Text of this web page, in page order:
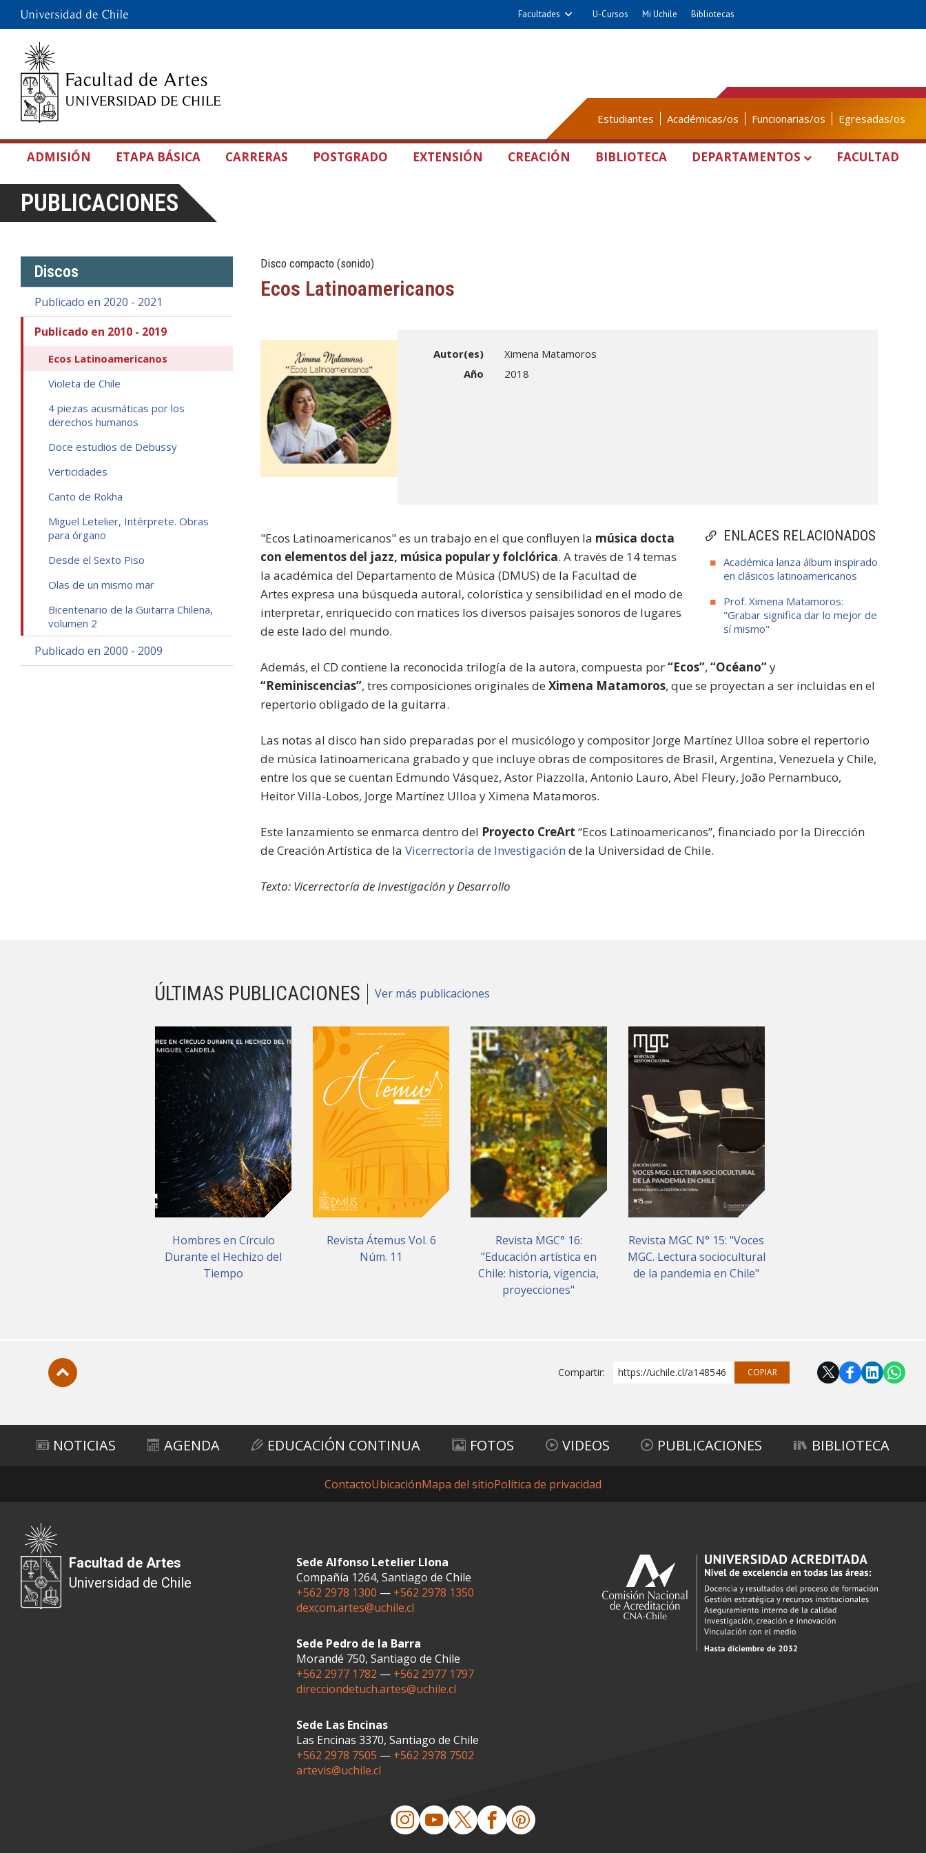
Facultades U-Cursos Mi Uchile Bibliotecas
Estudiantes Académicas/os Funcionarias/os Egresadas/os
ADMISIÓN ETAPA BÁSICA CARRERAS POSTGRADO EXTENSIÓN CREACIÓN BIBLIOTECA DEPARTAMENTOS FACULTAD
PUBLICACIONES
Discos
Publicado en 2020 - 2021
Publicado en 2010 - 2019
Ecos Latinoamericanos
Violeta de Chile
4 piezas acusmáticas por los
derechos humanos
Doce estudios de Debussy
Verticidades
Canto de Rokha
Miguel Letelier, Intérprete. Obras
para órgano
Desde el Sexto Piso
Olas de un mismo mar
Bicentenario de la Guitarra Chilena,
volumen 2
Publicado en 2000 - 2009
Disco compacto (sonido)
Ecos Latinoamericanos
Autor(es)
Ximena Matamoros
Año
2018
ENLACES RELACIONADOS
Académica lanza álbum inspirado
en clásicos latinoamericanos
Prof. Ximena Matamoros:
"Grabar significa dar lo mejor de
sí mismo"
"Ecos Latinoamericanos" es un trabajo en el que confluyen la música docta
con elementos del jazz, música popular y folclórica. A través de 14 temas
la académica del Departamento de Música (DMUS) de la Facultad de
Artes expresa una búsqueda autoral, colorística y sensibilidad en el modo de
interpretar, enriquecido con matices los diversos paisajes sonoros de lugares
de este lado del mundo.
Además, el CD contiene la reconocida trilogía de la autora, compuesta por“Ecos”,“Océano”y
“Reminiscencias”, tres composiciones originales deXimena Matamoros, que se proyectan a ser incluidas en el
repertorio obligado de la guitarra.
Las notas al disco han sido preparadas por el musicólogo y compositor Jorge Martínez Ulloa sobre el repertorio
de música latinoamericana grabado y que incluye obras de compositores de Brasil, Argentina, Venezuela y Chile,
entre los que se cuentan Edmundo Vásquez, Astor Piazzolla, Antonio Lauro, Abel Fleury, João Pernambuco,
Heitor Villa-Lobos, Jorge Martínez Ulloa y Ximena Matamoros.
Este lanzamiento se enmarca dentro del Proyecto CreArt “Ecos Latinoamericanos”, financiado por la Dirección
de Creación Artística de laVicerrectoría de Investigación de la Universidad de Chile.
Texto: Vicerrectoría de Investigación y Desarrollo
ÚLTIMAS PUBLICACIONES Ver más publicaciones
Hombres en Círculo
Durante el Hechizo del
Tiempo
Revista Átemus Vol. 6
Núm. 11
Revista MGC° 16:
"Educación artística en
Chile: historia, vigencia,
proyecciones"
Revista MGC N° 15: "Voces
MGC. Lectura sociocultural
de la pandemia en Chile"
Compartir: https://uchile.cl/a148546 COPIAR
NOTICIAS AGENDA EDUCACIÓN CONTINUA FOTOS VIDEOS PUBLICACIONES BIBLIOTECA
ContactoUbicaciónMapa del sitioPolítica de privacidad
Facultad de Artes
Universidad de Chile
Sede Alfonso Letelier Llona
Compañía 1264, Santiago de Chile
+562 2978 1300 — +562 2978 1350
dexcom.artes@uchile.cl
Sede Pedro de la Barra
Morandé 750, Santiago de Chile
+562 2977 1782 — +562 2977 1797
direcciondetuch.artes@uchile.cl
Sede Las Encinas
Las Encinas 3370, Santiago de Chile
+562 2978 7505 — +562 2978 7502
artevis@uchile.cl